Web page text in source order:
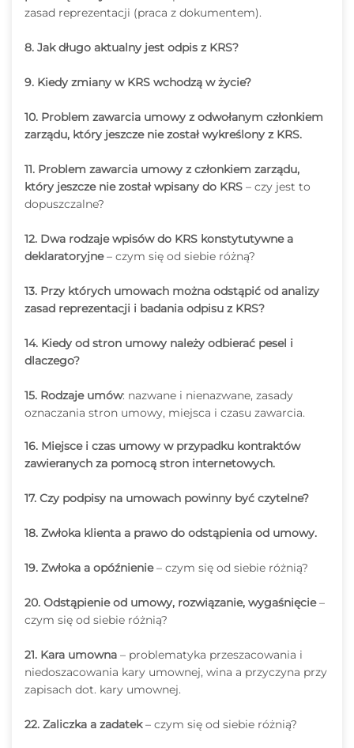
zasad reprezentacji (praca z dokumentem).
8. Jak długo aktualny jest odpis z KRS?
9. Kiedy zmiany w KRS wchodzą w życie?
10. Problem zawarcia umowy z odwołanym członkiem
zarządu, który jeszcze nie został wykreślony z KRS.
11. Problem zawarcia umowy z członkiem zarządu,
który jeszcze nie został wpisany do KRS – czy jest to
dopuszczalne?
12. Dwa rodzaje wpisów do KRS konstytutywnea
deklaratoryjne– czym się od siebie różną?
13. Przy których umowach można odstąpić od analizy
zasad reprezentacji i badania odpisu z KRS?
14. Kiedy od stron umowy należy odbierać pesel i
dlaczego?
15. Rodzaje umów: nazwane i nienazwane, zasady
oznaczania stron umowy, miejsca i czasu zawarcia.
16. Miejsce i czas umowy w przypadku kontraktów
zawieranych za pomocą stron internetowych.
17. Czy podpisy na umowach powinny być czytelne?
18. Zwłoka klienta a prawo do odstąpienia od umowy.
19. Zwłoka a opóźnienie– czym się od siebie różnią?
20. Odstąpienie od umowy, rozwiązanie, wygaśnięcie–
czym się od siebie różnią?
21. Kara umowna – problematyka przeszacowania i
niedoszacowania kary umownej, wina a przyczyna przy
zapisach dot. kary umownej.
22. Zaliczka a zadatek– czym się od siebie różnią?